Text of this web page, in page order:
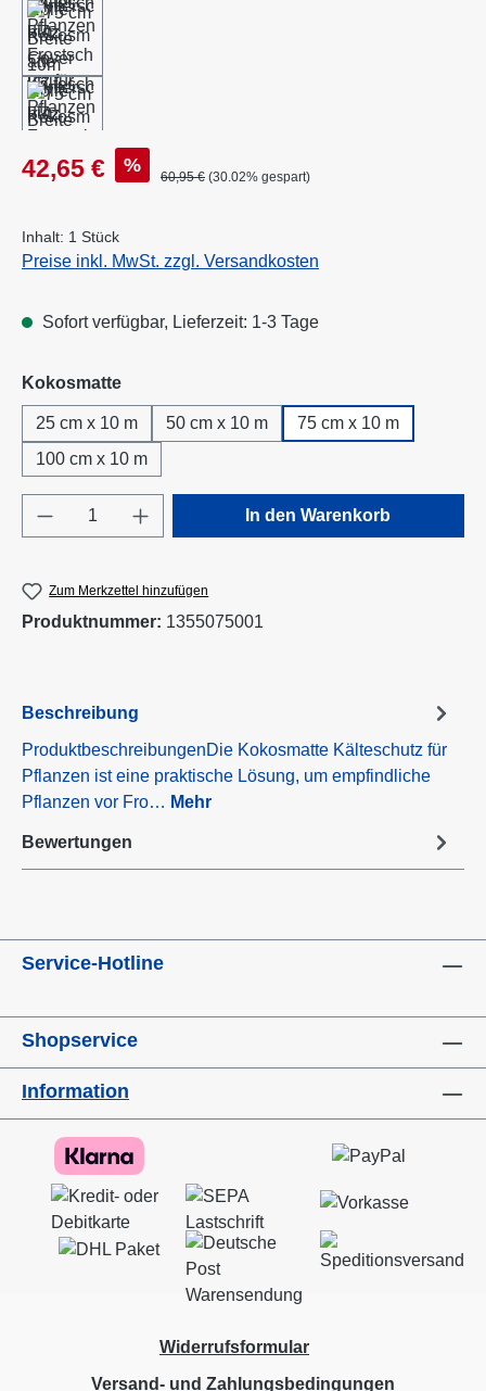
Verkaufspreis:
42,65 € % Regulärer Preis:
60,95 € (30.02% gespart)
Inhalt: 1 Stück
Preise inkl. MwSt. zzgl. Versandkosten
Sofort verfügbar, Lieferzeit: 1-3 Tage
Kokosmatteauswählen
25 cm x 10 m 50 cm x 10 m
75 cm x 10 m
100 cm x 10 m
Produkt Anzahl: Gib den gewünschten
In den Warenkorb
Zum Merkzettel hinzufügen
Produktnummer: 1355075001
Beschreibung
ProduktbeschreibungenDie Kokosmatte Kälteschutz für
Pflanzen ist eine praktische Lösung, um empfindliche
Pflanzen vor Fro… Mehr
Bewertungen
Service-Hotline
Shopservice
Information
Widerrufsformular
Versand- und Zahlungsbedingungen